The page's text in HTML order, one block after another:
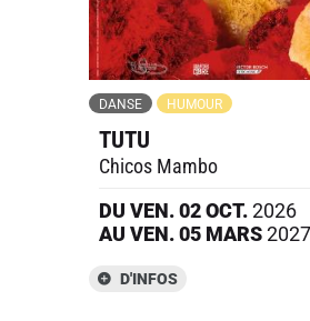
DANSE HUMOUR
TUTU
Chicos Mambo
DU VEN.02OCT.2026
AU VEN.05 MARS2027
D'INFOS